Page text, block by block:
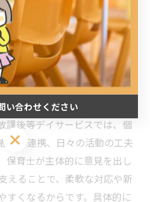
や技術を深めることができま
士としての専門性を高める土
発揮できる職場の特徴
る職場には、明確な役割分担
課後等デイサービスでは、個
との連携、日々の活動の工夫
保育士が主体的に意見を出し
えることで、柔軟な対応や新
すくなるからです。具体的に
い合わせください
い合わせください